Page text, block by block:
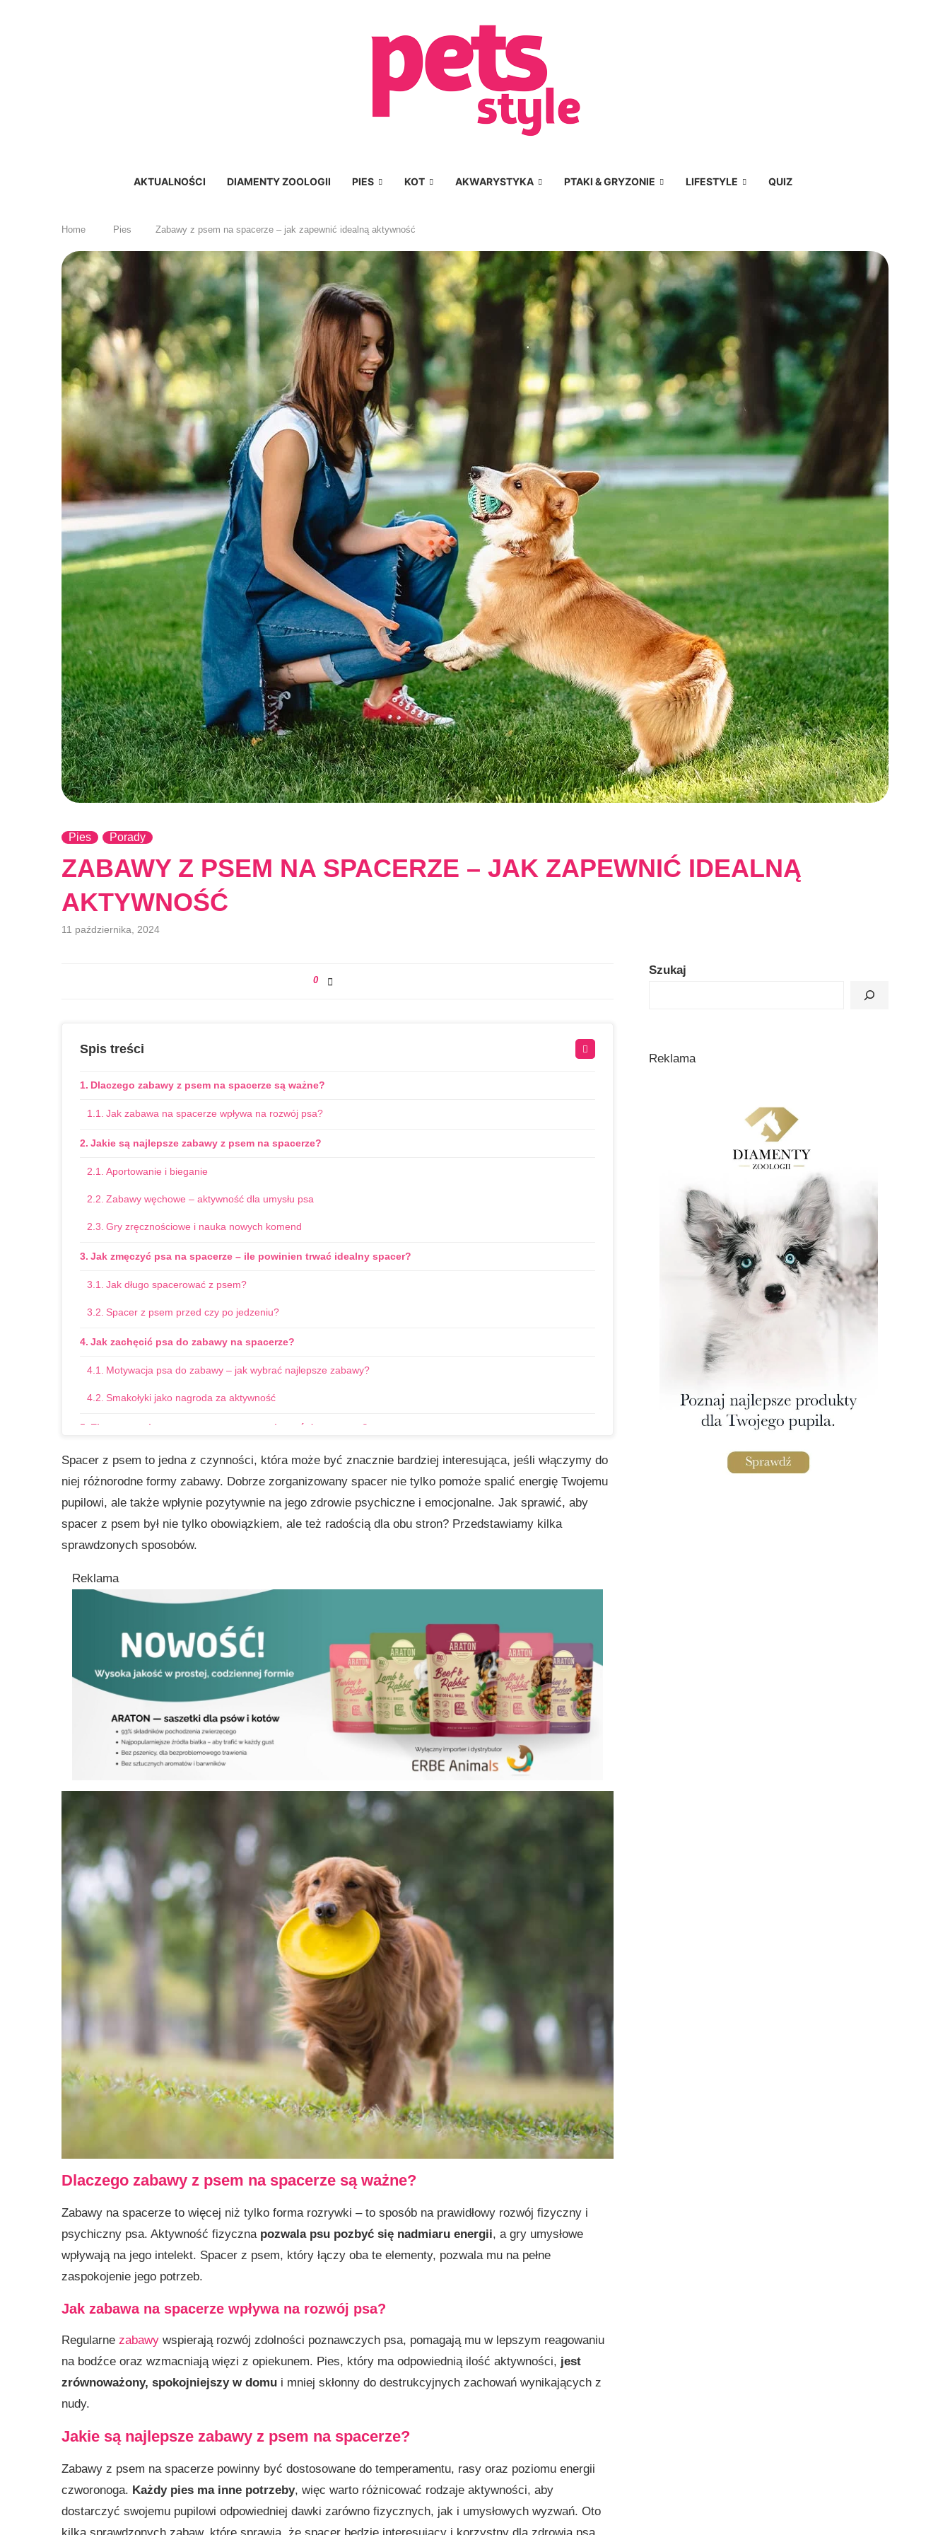
AKTUALNOŚCI DIAMENTY ZOOLOGII PIES KOT AKWARYSTYKA PTAKI & GRYZONIE LIFESTYLE QUIZ
Home Pies Zabawy z psem na spacerze – jak zapewnić idealną aktywność
Pies Porady
ZABAWY Z PSEM NA SPACERZE – JAK ZAPEWNIĆ IDEALNĄ
AKTYWNOŚĆ
11 października, 2024
0
Spis treści
Dlaczego zabawy z psem na spacerze są ważne?
Jak zabawa na spacerze wpływa na rozwój psa?
Jakie są najlepsze zabawy z psem na spacerze?
Aportowanie i bieganie
Zabawy węchowe – aktywność dla umysłu psa
Gry zręcznościowe i nauka nowych komend
Jak zmęczyć psa na spacerze – ile powinien trwać idealny spacer?
Jak długo spacerować z psem?
Spacer z psem przed czy po jedzeniu?
Jak zachęcić psa do zabawy na spacerze?
Motywacja psa do zabawy – jak wybrać najlepsze zabawy?
Smakołyki jako nagroda za aktywność
Elementy zabawy z psem – co warto włączyć do spaceru?
Interakcje z innymi psami
Używanie zabawek na spacerze
Włączanie smakołyków jako nagrody
Karmy Tasty jako część aktywności na spacerze
FAQ
Co można robić z psem na spacerze?
Jak uatrakcyjnić psu spacer?
Jakie są najlepsze zabawy z psem?
Podsumowanie – idealny spacer z psem
Spacer z psem to jedna z czynności, która może być znacznie bardziej interesująca, jeśli włączymy do
niej różnorodne formy zabawy. Dobrze zorganizowany spacer nie tylko pomoże spalić energię Twojemu
pupilowi, ale także wpłynie pozytywnie na jego zdrowie psychiczne i emocjonalne. Jak sprawić, aby
spacer z psem był nie tylko obowiązkiem, ale też radością dla obu stron? Przedstawiamy kilka
sprawdzonych sposobów.
Reklama
Dlaczego zabawy z psem na spacerze są ważne?
Zabawy na spacerze to więcej niż tylko forma rozrywki – to sposób na prawidłowy rozwój fizyczny i
psychiczny psa. Aktywność fizyczna pozwala psu pozbyć się nadmiaru energii, a gry umysłowe
wpływają na jego intelekt. Spacer z psem, który łączy oba te elementy, pozwala mu na pełne
zaspokojenie jego potrzeb.
Jak zabawa na spacerze wpływa na rozwój psa?
Regularne zabawy wspierają rozwój zdolności poznawczych psa, pomagają mu w lepszym reagowaniu
na bodźce oraz wzmacniają więzi z opiekunem. Pies, który ma odpowiednią ilość aktywności, jest
zrównoważony, spokojniejszy w domu i mniej skłonny do destrukcyjnych zachowań wynikających z
nudy.
Jakie są najlepsze zabawy z psem na spacerze?
Zabawy z psem na spacerze powinny być dostosowane do temperamentu, rasy oraz poziomu energii
czworonoga. Każdy pies ma inne potrzeby, więc warto różnicować rodzaje aktywności, aby
dostarczyć swojemu pupilowi odpowiedniej dawki zarówno fizycznych, jak i umysłowych wyzwań. Oto
Szukaj
Reklama